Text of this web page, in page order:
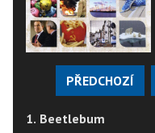
PŘEDCHOZÍ
1. Beetlebum